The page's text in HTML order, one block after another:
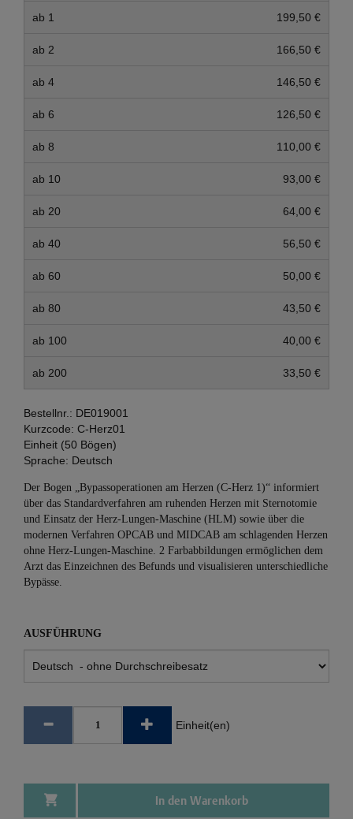
ab 1 199,50 €
ab 2 166,50 €
ab 4 146,50 €
ab 6 126,50 €
ab 8 110,00 €
ab 10 93,00 €
ab 20 64,00 €
ab 40 56,50 €
ab 60 50,00 €
ab 80 43,50 €
ab 100 40,00 €
ab 200 33,50 €
Bestellnr.: DE019001
Kurzcode: C-Herz01
Einheit (50 Bögen)
Sprache: Deutsch
Der Bogen „Bypassoperationen am Herzen (C-Herz 1)“ informiert
über das Standardverfahren am ruhenden Herzen mit Sternotomie
und Einsatz der Herz-Lungen-Maschine (HLM) sowie über die
modernen Verfahren OPCAB und MIDCAB am schlagenden Herzen
ohne Herz-Lungen-Maschine. 2 Farbabbildungen ermöglichen dem
Arzt das Einzeichnen des Befunds und visualisieren unterschiedliche
Bypässe.
AUSFÜHRUNG
Einheit(en)
In den Warenkorb